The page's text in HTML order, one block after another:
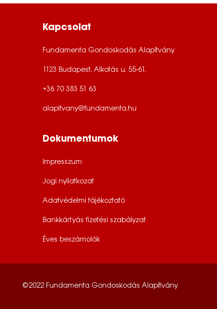
Kapcsolat
Fundamenta Gondoskodás Alapítvány
1123 Budapest, Alkotás u. 55-61.
+36 70 383 51 63
alapitvany@fundamenta.hu
Dokumentumok
Impresszum
Jogi nyilatkozat
Adatvédelmi tájékoztató
Bankkártyás fizetési szabályzat
Éves beszámolók
©2022 Fundamenta Gondoskodás Alapítvány